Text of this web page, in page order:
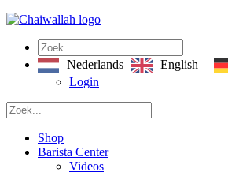
Nederlands English
Login
Shop
Barista Center
Videos